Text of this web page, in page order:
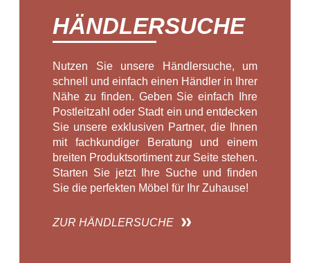
HÄNDLERSUCHE
Nutzen Sie unsere Händlersuche, um
schnell und einfach einen Händler in Ihrer
Nähe zu finden. Geben Sie einfach Ihre
Postleitzahl oder Stadt ein und entdecken
Sie unsere exklusiven Partner, die Ihnen
mit fachkundiger Beratung und einem
breiten Produktsortiment zur Seite stehen.
Starten Sie jetzt Ihre Suche und finden
Sie die perfekten Möbel für Ihr Zuhause!
ZUR HÄNDLERSUCHE